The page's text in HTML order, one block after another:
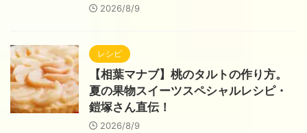
2026/8/9
レシピ
【相葉マナブ】桃のタルトの作り方。
夏の果物スイーツスペシャルレシピ・
鎧塚さん直伝！
2026/8/9